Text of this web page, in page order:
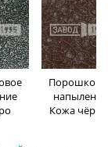
напыление
Кожа